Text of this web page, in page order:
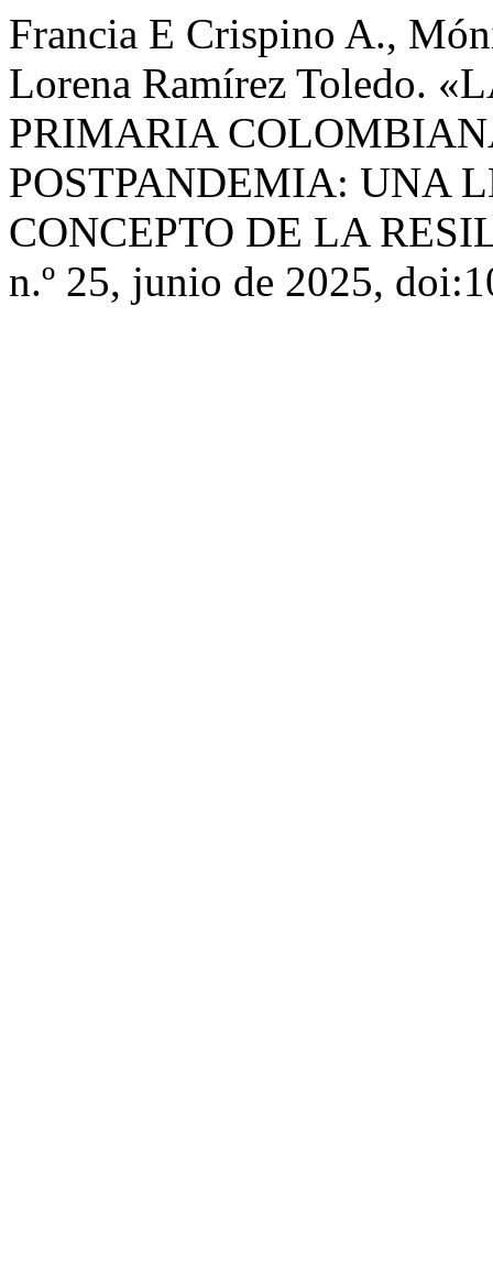
Francia E Crispino A.,
Lorena Ramírez Toledo.
PRIMARIA
POSTPANDEMIA: UNA
CONCEPTO DE LA
n.º 25, junio de 2025,